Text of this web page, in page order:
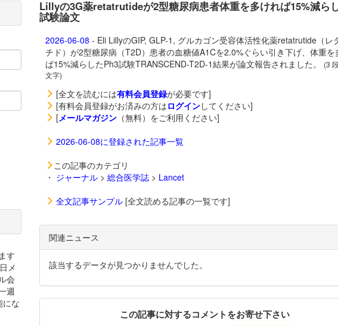
Lillyの3G薬retatrutideが2型糖尿病患者体重を多ければ15%減ら
試験論文
2026-06-08 - Eli LillyのGIP, GLP-1, グルカゴン受容体活性化薬retatrutide（レ
チド）が2型糖尿病（T2D）患者の血糖値A1Cを2.0%ぐらい引き下げ、体重を
ば15%減らしたPh3試験TRANSCEND-T2D-1結果が論文報告されました。
(3
文字)
[全文を読むには有料会員登録が必要です]
[有料会員登録がお済みの方はログインしてください]
[メールマガジン（無料）をご利用ください]
2026-06-08に登録された記事一覧
この記事のカテゴリ
・ ジャーナル> 総合医学誌> Lancet
全文記事サンプル[全文読める記事の一覧です]
関連ニュース
該当するデータが見つかりませんでした。
この記事に対するコメントをお寄せ下さい
す
メ
会
週
にな